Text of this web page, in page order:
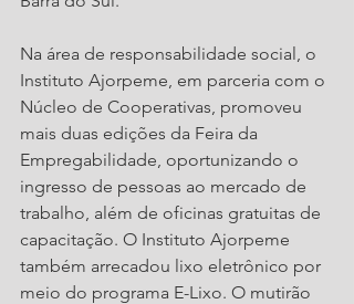
Na área de responsabilidade social, o
Instituto Ajorpeme, em parceria com o
Núcleo de Cooperativas, promoveu
mais duas edições da Feira da
Empregabilidade, oportunizando o
ingresso de pessoas ao mercado de
trabalho, além de oficinas gratuitas de
capacitação. O Instituto Ajorpeme
também arrecadou lixo eletrônico por
meio do programa E-Lixo. O mutirão